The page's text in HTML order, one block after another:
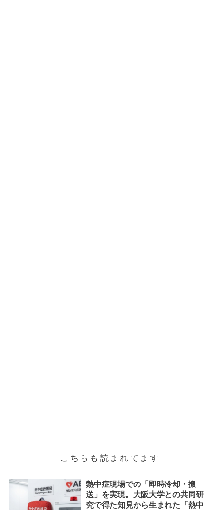
こちらも読まれてます
熱中症現場での「即時冷却・搬
送」を実現。大阪大学との共同研
究で得た知見から生まれた「熱中